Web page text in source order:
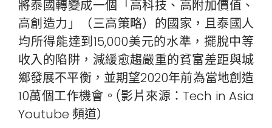
將泰國轉變成一個「高科技、高附加價值、
高創造力」（三高策略）的國家，且泰國人
均所得能達到15,000美元的水準，擺脫中等
收入的陷阱，減緩愈趨嚴重的貧富差距與城
鄉發展不平衡，並期望2020年前為當地創造
10萬個工作機會。(影片來源：Tech in Asia
Youtube 頻道）